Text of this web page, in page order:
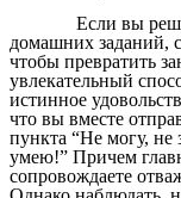
Если вы
домашних заданий,
чтобы превратить
увлекательный
истинное
что вы вместе
пункта “Не могу,
умею!” Причем
сопровождаете